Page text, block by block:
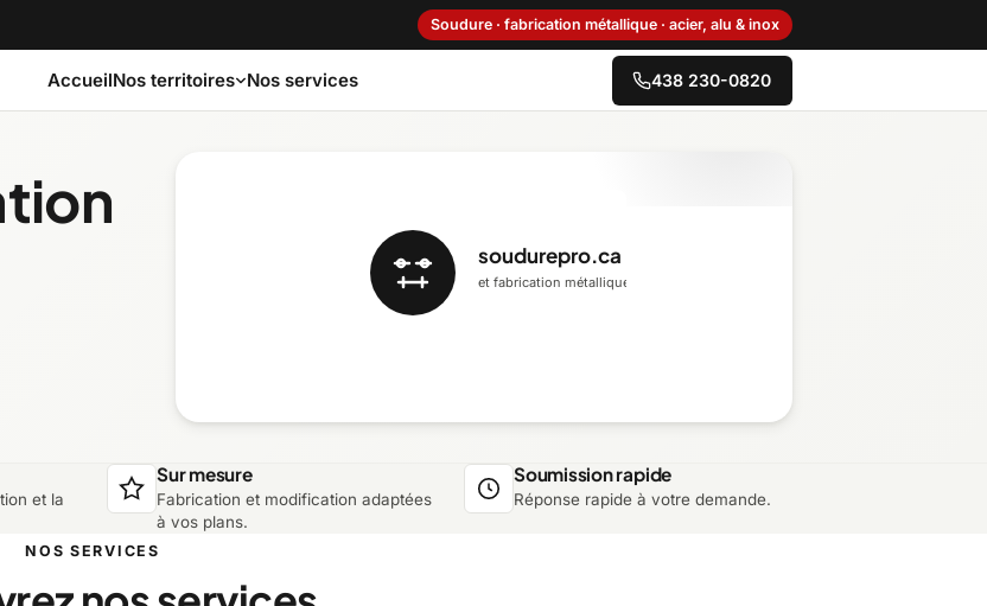
Soudure · fabrication métallique · acier, alu & inox
AccueilNos territoires
Gaspésie–Îles-de-la-
Nos services 438 230-0820
soudurepro.ca
et fabrication métallique
et la
Sur mesure
Fabrication et modification adaptées
à vos plans.
Soumission rapide
Réponse rapide à votre demande.
NOS SERVICES